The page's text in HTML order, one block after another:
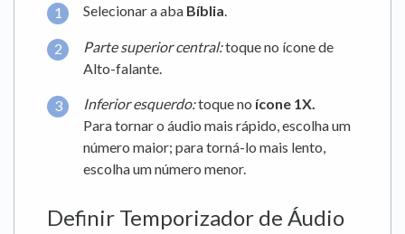
Selecionar a aba Bíblia.
Parte superior central:toque no ícone de
Alto-falante.
Inferior esquerdo:toque no ícone 1X.
Para tornar o áudio mais rápido, escolha um
número maior; para torná-lo mais lento,
escolha um número menor.
Definir Temporizador de Áudio